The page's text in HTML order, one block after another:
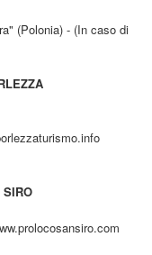
(Polonia) - (In caso di